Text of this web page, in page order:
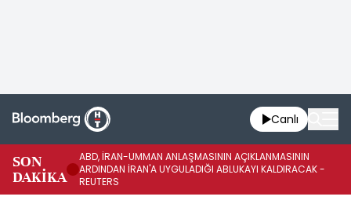
Canlı
SON
DAKİKA
ABD, İRAN-UMMAN ANLAŞMASININ AÇIKLANMASININ
ARDINDAN İRAN'A UYGULADIĞI ABLUKAYI KALDIRACAK -
REUTERS